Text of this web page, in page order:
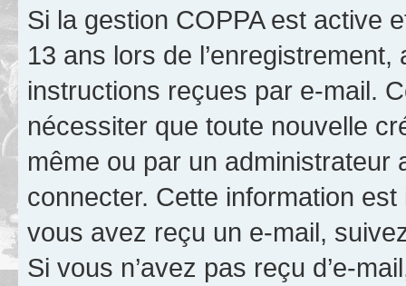
Si la gestion COPPA est active
13 ans lors de
instructions reçues par e-mail.
nécessiter que toute nouvelle
même ou par un
connecter. Cette information
vous avez reçu un e-mail,
Si vous n’avez pas reçu d’e-